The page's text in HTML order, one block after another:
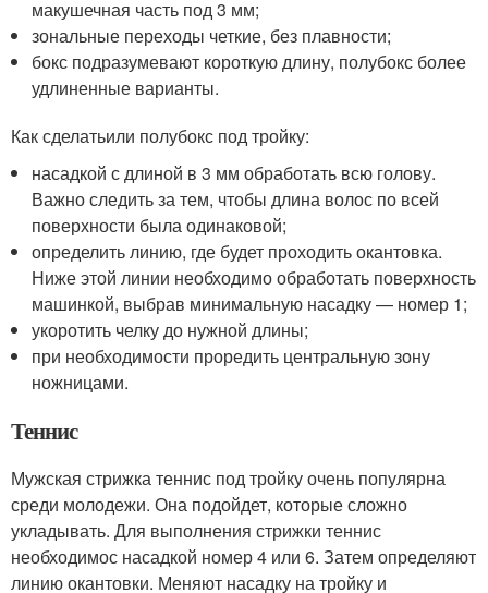
макушечная часть под 3 мм;
зональные переходы четкие, без плавности;
бокс подразумевают короткую длину, полубокс более
удлиненные варианты.
Как сделатьили полубокс под тройку:
насадкой с длиной в 3 мм обработать всю голову.
Важно следить за тем, чтобы длина волос по всей
поверхности была одинаковой;
определить линию, где будет проходить окантовка.
Ниже этой линии необходимо обработать поверхность
машинкой, выбрав минимальную насадку — номер 1;
укоротить челку до нужной длины;
при необходимости проредить центральную зону
ножницами.
Теннис
Мужская стрижка теннис под тройку очень популярна
среди молодежи. Она подойдет, которые сложно
укладывать. Для выполнения стрижки теннис
необходимос насадкой номер 4 или 6. Затем определяют
линию окантовки. Меняют насадку на тройку и